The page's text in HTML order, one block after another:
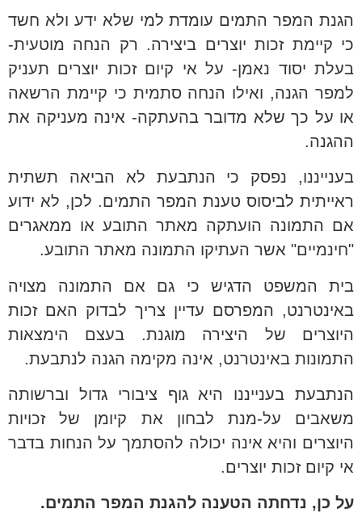
הגנת המפר התמים עומדת למי שלא ידע ולא חשד
כי קיימת זכות יוצרים ביצירה. רק הנחה מוטעית-
בעלת יסוד נאמן- על אי קיום זכות יוצרים תעניק
למפר הגנה, ואילו הנחה סתמית כי קיימת הרשאה
או על כך שלא מדובר בהעתקה- אינה מעניקה את
ההגנה.
בענייננו, נפסק כי הנתבעת לא הביאה תשתית
ראייתית לביסוס טענת המפר התמים. לכן, לא ידוע
אם התמונה הועתקה מאתר התובע או ממאגרים
"חינמיים" אשר העתיקו התמונה מאתר התובע.
בית המשפט הדגיש כי גם אם התמונה מצויה
באינטרנט, המפרסם עדיין צריך לבדוק האם זכות
היוצרים של היצירה מוגנת. בעצם הימצאות
התמונות באינטרנט, אינה מקימה הגנה לנתבעת.
הנתבעת בענייננו היא גוף ציבורי גדול וברשותה
משאבים על-מנת לבחון את קיומן של זכויות
היוצרים והיא אינה יכולה להסתמך על הנחות בדבר
אי קיום זכות יוצרים.
על כן, נדחתה הטענה להגנת המפר התמים.